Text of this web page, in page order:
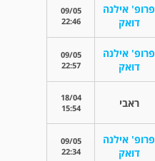
פרופ' אילנה
דואק
09/05
22:46
פרופ' אילנה
דואק
09/05
22:57
ראבי
18/04
15:54
פרופ' אילנה
דואק
09/05
22:34